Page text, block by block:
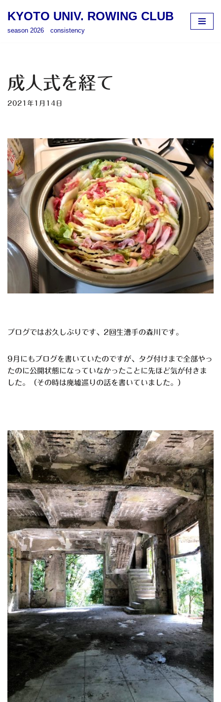
へ
KYOTO UNIV. ROWING CLUB
season 2026 consistency
成人式を経て
2021年1月14日
ブログではお久しぶりです、2回生漕手の森川です。
9月にもブログを書いていたのですが、タグ付けまで全部やっ
たのに公開状態になっていなかったことに先ほど気が付きま
した。（その時は廃墟巡りの話を書いていました。）